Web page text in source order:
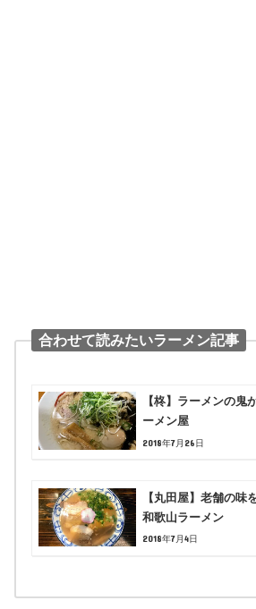
合わせて読みたいラーメン記事
【柊】ラーメンの鬼
ーメン屋
2018年7月26日
【丸田屋】老舗の味
和歌山ラーメン
2018年7月4日